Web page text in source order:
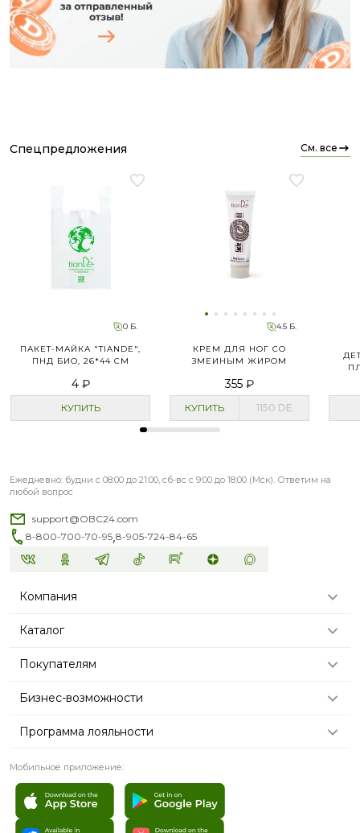
спецпредложения см. все
0 Б.
ПАКЕТ-МАЙКА "TIANDE",
ПНД БИО, 26*44 СМ
4 ₽
КУПИТЬ
4.5 Б.
КРЕМ ДЛЯ НОГ СО
ЗМЕИНЫМ ЖИРОМ
355 ₽
КУПИТЬ 1150 DE
Ежедневно: будни с 08:00 до 21:00, сб-вс с 9:00 до 18:00 (Мск). Ответим на
любой вопрос
support@OBC24.com
8-800-700-70-95,8-905-724-84-65
Компания
Каталог
Покупателям
Бизнес-возможности
Программа лояльности
Мобильное приложение: